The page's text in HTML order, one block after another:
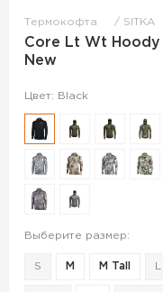
Термокофта SITKA
Core Lt Wt Hoody
New
Цвет: Black
Выберите размер:
S M M Tall